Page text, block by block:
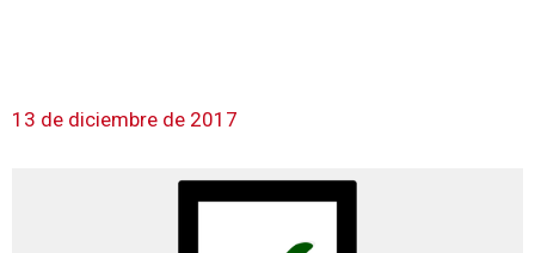
13 de diciembre de 2017